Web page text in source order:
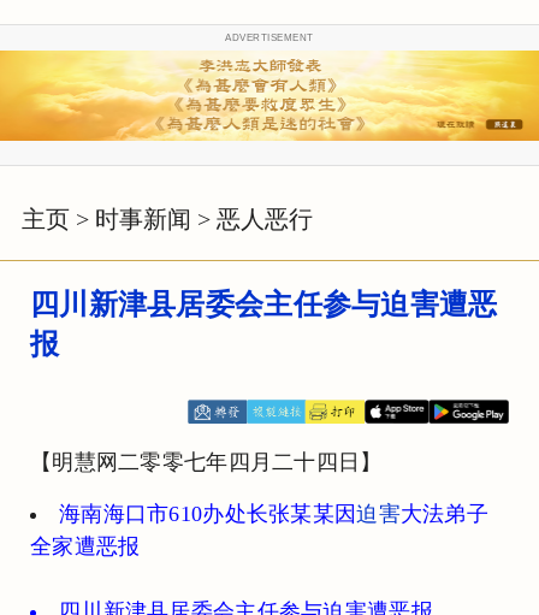
ADVERTISEMENT
主页 > 时事新闻 > 恶人恶行
四川新津县居委会主任参与迫害遭恶
报
【明慧网二零零七年四月二十四日】
海南海口市610办处长张某某因迫害大法弟子
全家遭恶报